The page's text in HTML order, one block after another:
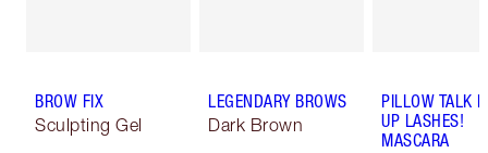
BROW FIX
Sculpting Gel
LEGENDARY BROWS
Dark Brown
PILLOW TALK
UP LASHES!
MASCARA